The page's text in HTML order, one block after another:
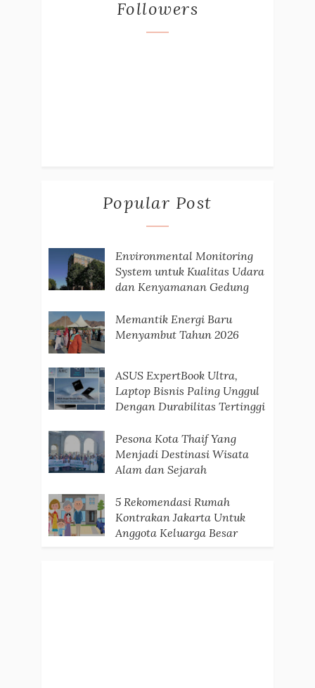
Followers
Popular Post
Environmental Monitoring
System untuk Kualitas Udara
dan Kenyamanan Gedung
Memantik Energi Baru
Menyambut Tahun 2026
ASUS ExpertBook Ultra,
Laptop Bisnis Paling Unggul
Dengan Durabilitas Tertinggi
Pesona Kota Thaif Yang
Menjadi Destinasi Wisata
Alam dan Sejarah
5 Rekomendasi Rumah
Kontrakan Jakarta Untuk
Anggota Keluarga Besar